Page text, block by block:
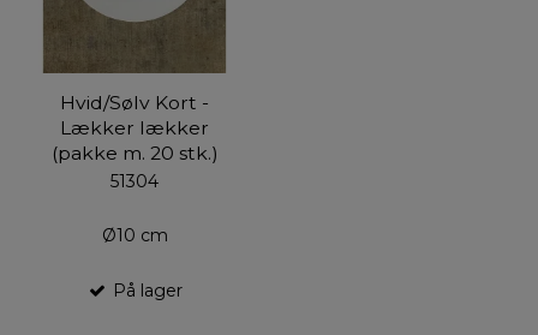
Hvid/Sølv Kort -
Lækker lækker
(pakke m. 20 stk.)
51304
Ø10 cm
På lager